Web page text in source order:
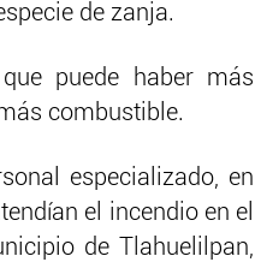
de zanja.
puede haber más
combustible.
especializado, en
el incendio en el
de Tlahuelilpan,